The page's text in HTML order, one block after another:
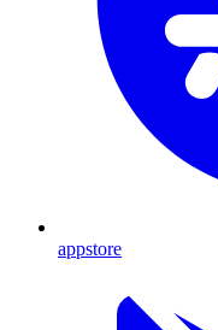
appstore